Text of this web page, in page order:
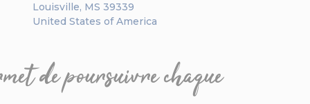
Louisville, MS 39339
United States of America
de poursuivre chaque